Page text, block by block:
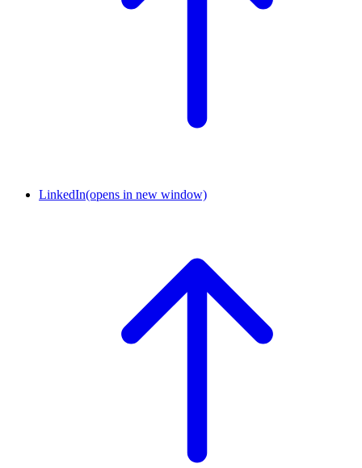
LinkedIn(opens in new window)